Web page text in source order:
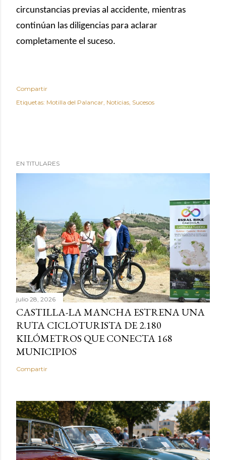
circunstancias previas al accidente, mientras
continúan las diligencias para aclarar
completamente el suceso.
Compartir
Etiquetas: Motilla del Palancar Noticias Sucesos
EN TITULARES
julio 28, 2026
CASTILLA-LA MANCHA ESTRENA UNA
RUTA CICLOTURISTA DE 2.180
KILÓMETROS QUE CONECTA 168
MUNICIPIOS
Compartir